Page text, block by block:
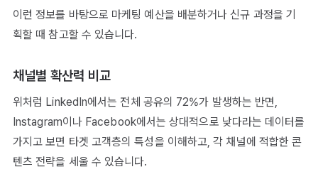
이런 정보를 바탕으로 마케팅 예산을 배분하거나 신규 과정을 기
획할 때 참고할 수 있습니다.
채널별 확산력 비교
위처럼 LinkedIn에서는 전체 공유의 72%가 발생하는 반면,
Instagram이나 Facebook에서는 상대적으로 낮다라는 데이터를
가지고 보면 타겟 고객층의 특성을 이해하고, 각 채널에 적합한 콘
텐츠 전략을 세울 수 있습니다.